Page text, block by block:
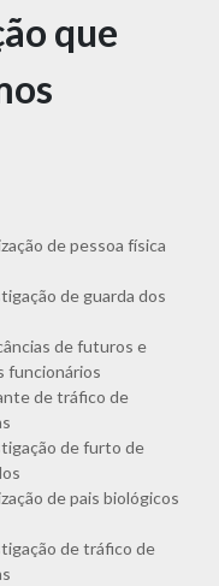
que
de pessoa física
de guarda dos
de futuros e
funcionários
de tráfico de
de furto de
de pais biológicos
de tráfico de